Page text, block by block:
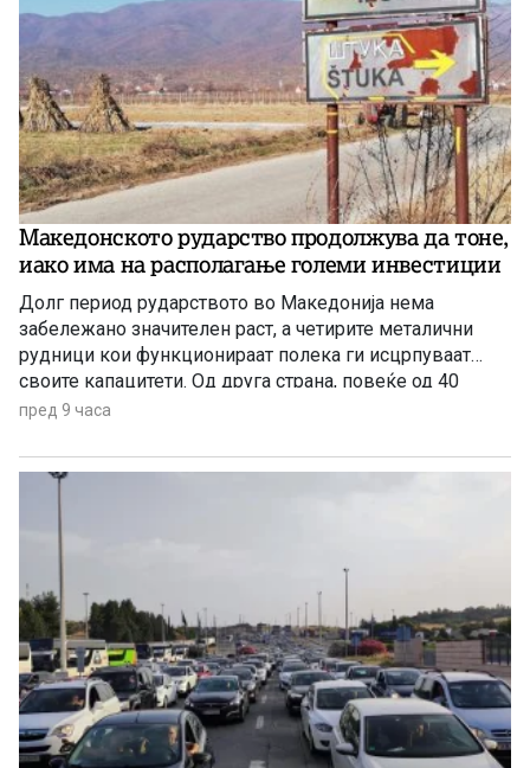
Македонското рударство продолжува да тоне,
иако има на располагање големи инвестиции
Долг период рударството во Македонија нема
забележано значителен раст, а четирите металични
рудници кои функционираат полека ги исцрпуваат
своите капацитети. Од друга страна, повеќе од 40
години се нема реализирано ниту една голема
единствена сериозна најава има за проектот за рудник
за бакар во Иловица.
пред 9 часа